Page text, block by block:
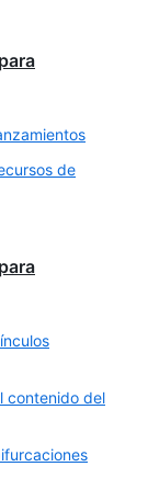
de
contenido del